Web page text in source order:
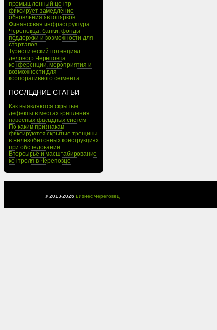
промышленный центр
фиксирует замедление
обновления автопарков
Финансовая инфраструктура
Череповца: банки, фонды
поддержки и возможности для
стартапов
Туристический потенциал
делового Череповца:
конференции, мероприятия и
возможности для
корпоративного сегмента
ПОСЛЕДНИЕ СТАТЬИ
Как выявляются скрытые
дефекты в местах крепления
навесных фасадных систем
По каким признакам
фиксируются скрытые трещины
в железобетонных конструкциях
при обследовании
Вторсырьё и масштабирование
контроля в Череповце
© 2013-2026 Бизнес Череповец